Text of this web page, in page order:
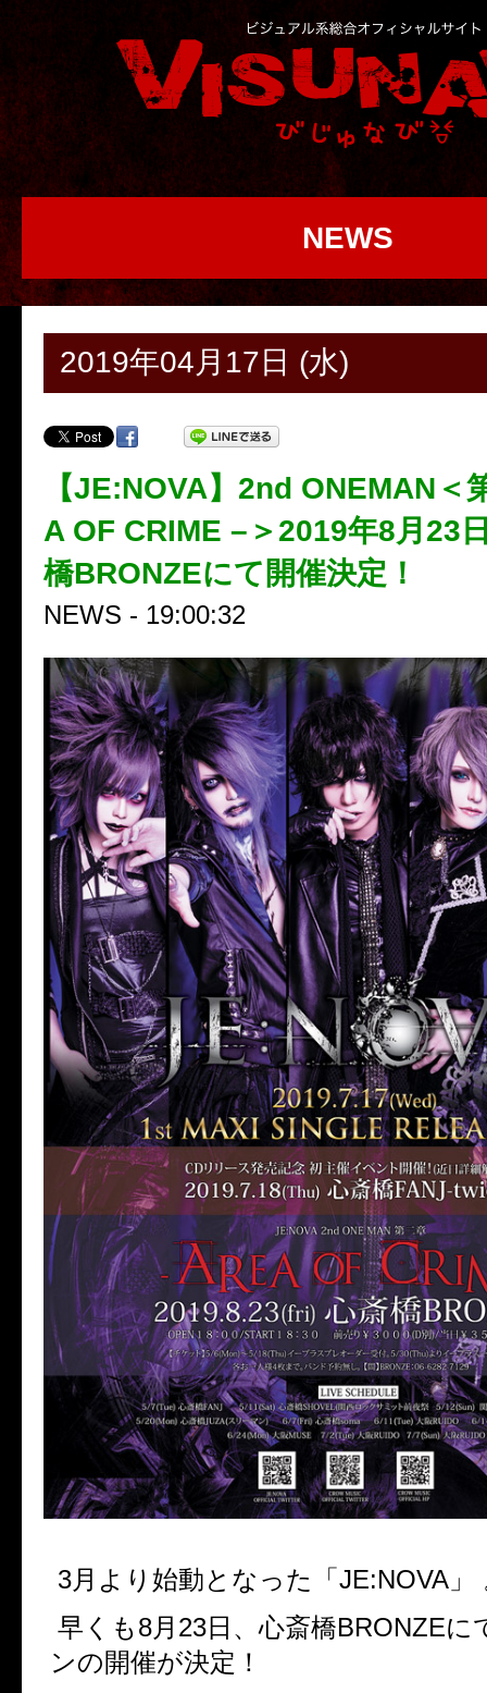
NEWS
2019年04月17日 (水)
【JE:NOVA】2nd ONEMAN＜
A OF CRIME –＞2019年8月23
橋BRONZEにて開催決定！
NEWS - 19:00:32
3月より始動となった「JE:NOVA」
早くも8月23日、心斎橋BRONZEに
ンの開催が決定！